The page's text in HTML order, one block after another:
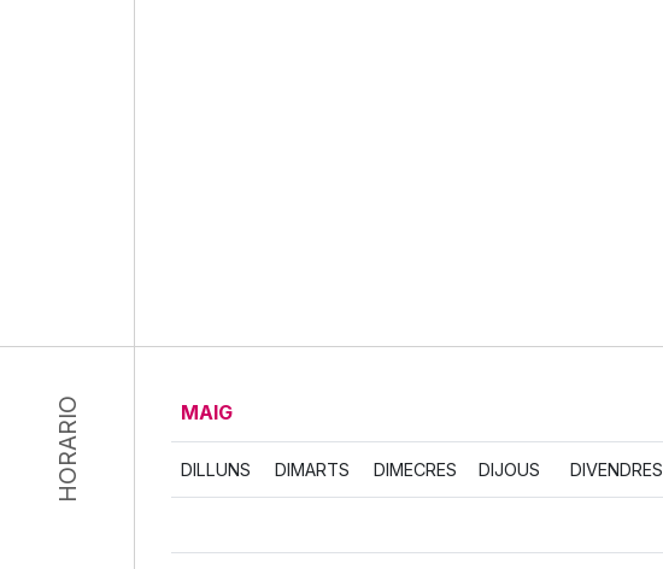
HORARIO MAIG
DILLUNS DIMARTS DIMECRES DIJOUS DIVENDRES